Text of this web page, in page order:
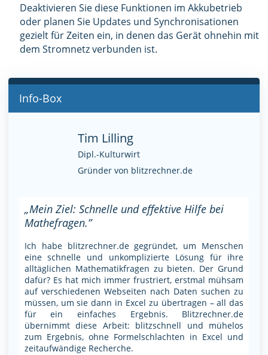
Deaktivieren Sie diese Funktionen im Akkubetrieb
oder planen Sie Updates und Synchronisationen
gezielt für Zeiten ein, in denen das Gerät ohnehin mit
dem Stromnetz verbunden ist.
Info-Box
Tim Lilling
Dipl.-Kulturwirt
Gründer von blitzrechner.de
„Mein Ziel: Schnelle und effektive Hilfe bei
Mathefragen.”
Ich habe blitzrechner.de gegründet, um Menschen
eine schnelle und unkomplizierte Lösung für ihre
alltäglichen Mathematikfragen zu bieten. Der Grund
dafür? Es hat mich immer frustriert, erstmal mühsam
auf verschiedenen Webseiten nach Daten suchen zu
müssen, um sie dann in Excel zu übertragen – all das
für ein einfaches Ergebnis. Blitzrechner.de
übernimmt diese Arbeit: blitzschnell und mühelos
zum Ergebnis, ohne Formelschlachten in Excel und
zeitaufwändige Recherche.